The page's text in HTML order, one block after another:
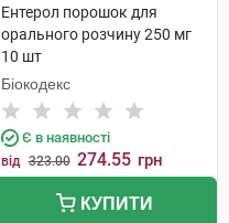
Ентерол порошок для
орального розчину 250 мг
10 шт
Біокодекс
Є в наявності
від 323.00 274.55 грн
КУПИТИ